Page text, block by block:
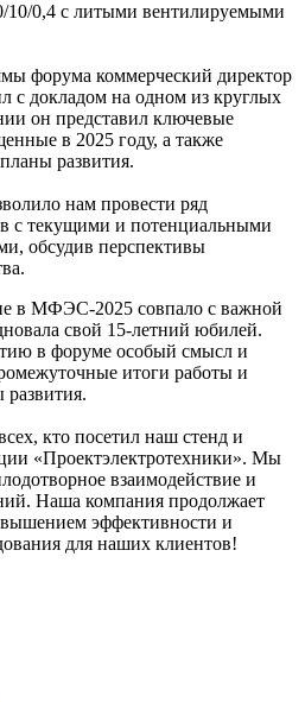
форума коммерческий директор
с докладом на одном из круглых
он представил ключевые
в 2025 году, а также
развития.
нам провести ряд
с текущими и потенциальными
обсудив перспективы
в МФЭС‑2025 совпало с важной
свой 15‑летний юбилей.
в форуме особый смысл и
итоги работы и
развития.
кто посетил наш стенд и
«Проектэлектротехники». Мы
взаимодействие и
Наша компания продолжает
эффективности и
для наших клиентов!